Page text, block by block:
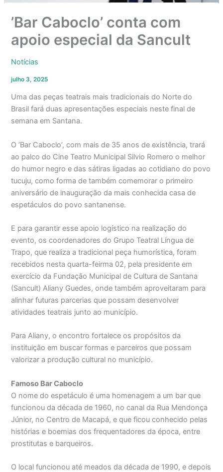
’Bar Caboclo’ conta com
apoio especial da Sancult
Notícias
julho 3, 2025
Uma das peças teatrais mais tradicionais do Norte do
Brasil fará duas apresentações especiais neste final de
semana em Santana.
O ‘Bar Caboclo’, com mais de 35 anos de existência, trará
ao palco do Cine Teatro Municipal Silvio Romero o melhor
do humor negro e das sátiras ligadas ao cotidiano do povo
tucuju, como forma de também comemorar o primeiro
aniversário de inauguração da mais conhecida casa de
espetáculos do povo santanense.
E para garantir esse apoio logístico na realização do
evento, os coordenadores do Grupo Teatral Língua de
Trapo, que realiza a tradicional peça humorística, foram
recebidos nesta quarta-feirma 02, pela presidente em
exercício da Fundação Municipal de Cultura de Santana
(Sancult) Aliany Guedes, onde também aproveitaram para
alinhar futuras parcerias que possam desenvolver
atividades teatrais junto ao município.
Para Aliany, o encontro fortalece os propósitos da
instituição em buscar formas e parceiros que possam
valorizar a produção cultural no município.
Famoso Bar Caboclo
O nome do espetáculo é uma homenagem a um bar que
funcionou da década de 1960, no canal da Rua Mendonça
Júnior, no Centro de Macapá, e que ficou conhecido pelas
histórias e boemias dos frequentadores da época, entre
prostitutas e barqueiros.
O local funcionou até meados da década de 1990, e depois